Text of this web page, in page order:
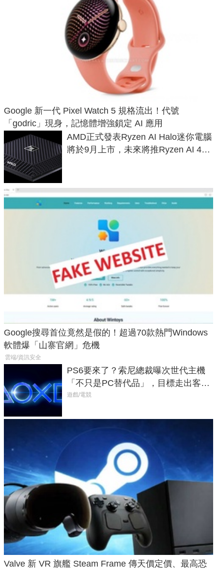
Google 新一代 Pixel Watch 5 規格流出！代號
「godric」現身，記憶體增強鎖定 AI 應用
AMD正式發表Ryzen AI Halo迷你電腦
將於9月上市，未來將推Ryzen AI 400
Google搜尋首位竟然是假的！超過70款熱門Windows
軟體爆「山寨官網」危機
雲端/資訊安全
PS6要來了？索尼總裁曝次世代主機
「不只是PC替代品」，目標走出客
廳、進軍電競桌面
遊戲/電競
Valve 新 VR 旗艦 Steam Frame 傳天價定價、最高恐